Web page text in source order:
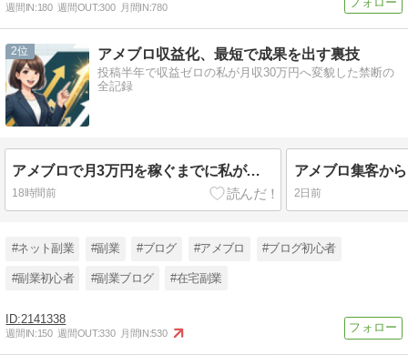
週間IN:180 週間OUT:300 月間IN:780
2 アメブロ収益化、最短で成果を出す裏技
投稿半年で収益ゼロの私が月収30万円へ変貌した禁断の
全記録
アメブロで月3万円を稼ぐまでに私が犯した数々の致命的な失敗と初心者からでもゼロから確実に収益化
18時間前 2日前
#ネット副業 #副業 #ブログ #アメブロ #ブログ初心者
#副業初心者 #副業ブログ #在宅副業
2141338
週間IN:150 週間OUT:330 月間IN:530